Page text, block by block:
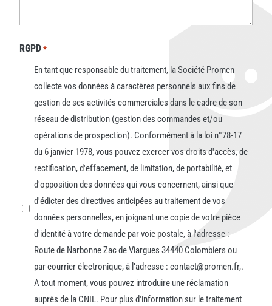
RGPD *
En tant que responsable du traitement, la Société Promen
collecte vos données à caractères personnels aux fins de
gestion de ses activités commerciales dans le cadre de son
réseau de distribution (gestion des commandes et/ou
opérations de prospection). Conformément à la loi n°78-17
du 6 janvier 1978, vous pouvez exercer vos droits d'accès, de
rectification, d'effacement, de limitation, de portabilité, et
d'opposition des données qui vous concernent, ainsi que
d'édicter des directives anticipées au traitement de vos
données personnelles, en joignant une copie de votre pièce
d'identité à votre demande par voie postale, à l'adresse :
Route de Narbonne Zac de Viargues 34440 Colombiers ou
par courrier électronique, à l’adresse : contact@promen.fr,.
A tout moment, vous pouvez introduire une réclamation
auprès de la CNIL. Pour plus d'information sur le traitement